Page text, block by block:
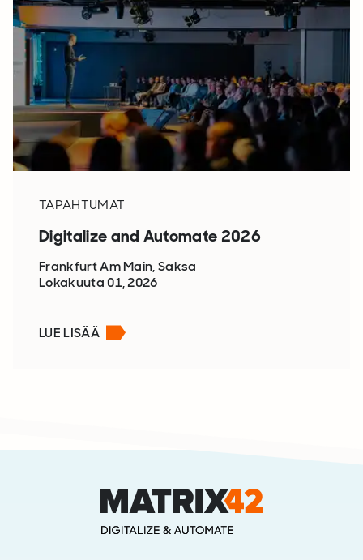
TAPAHTUMAT
Digitalize and Automate 2026
Frankfurt Am Main, Saksa
Lokakuuta 01, 2026
LUE LISÄÄ